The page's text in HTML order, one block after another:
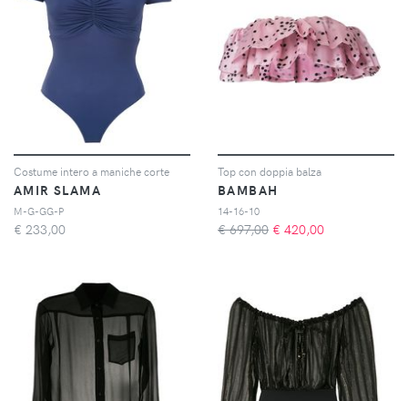
Costume intero a maniche corte
AMIR SLAMA
M-G-GG-P
€ 233,00
Top con doppia balza
BAMBAH
14-16-10
€ 697,00 € 420,00